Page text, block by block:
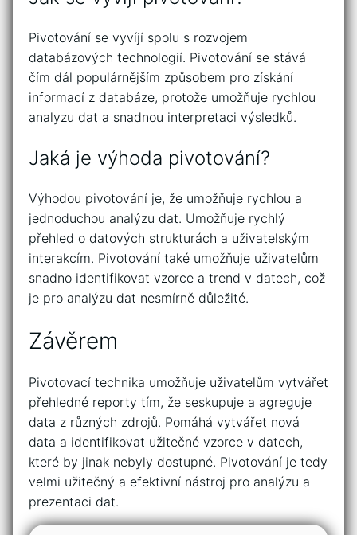
Pivotování se vyvíjí spolu s rozvojem
databázových technologií. Pivotování se stává
čím dál populárnějším způsobem pro získání
informací z databáze, protože umožňuje rychlou
analyzu dat a snadnou interpretaci výsledků.
Jaká je výhoda pivotování?
Výhodou pivotování je, že umožňuje rychlou a
jednoduchou analýzu dat. Umožňuje rychlý
přehled o datových strukturách a uživatelským
interakcím. Pivotování také umožňuje uživatelům
snadno identifikovat vzorce a trend v datech, což
je pro analýzu dat nesmírně důležité.
Závěrem
Pivotovací technika umožňuje uživatelům vytvářet
přehledné reporty tím, že seskupuje a agreguje
data z různých zdrojů. Pomáhá vytvářet nová
data a identifikovat užitečné vzorce v datech,
které by jinak nebyly dostupné. Pivotování je tedy
velmi užitečný a efektivní nástroj pro analýzu a
prezentaci dat.